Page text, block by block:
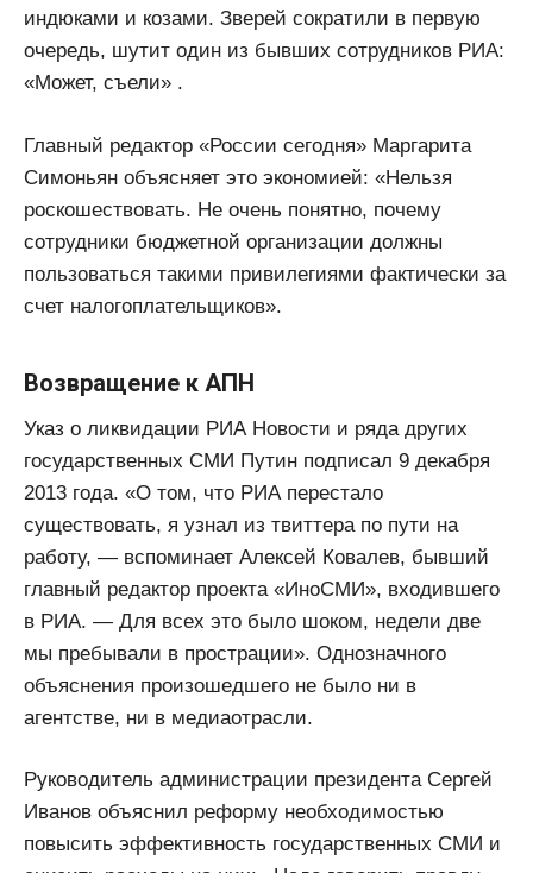
индюками и козами. Зверей сократили в первую
очередь, шутит один из бывших сотрудников РИА:
«Может, съели» .
Главный редактор «России сегодня» Маргарита
Симоньян объясняет это экономией: «Нельзя
роскошествовать. Не очень понятно, почему
сотрудники бюджетной организации должны
пользоваться такими привилегиями фактически за
счет налогоплательщиков».
Возвращение к АПН
Указ о ликвидации РИА Новости и ряда других
государственных СМИ Путин подписал 9 декабря
2013 года. «О том, что РИА перестало
существовать, я узнал из твиттера по пути на
работу, — вспоминает Алексей Ковалев, бывший
главный редактор проекта «ИноСМИ», входившего
в РИА. — Для всех это было шоком, недели две
мы пребывали в прострации». Однозначного
объяснения произошедшего не было ни в
агентстве, ни в медиаотрасли.
Руководитель администрации президента Сергей
Иванов объяснил реформу необходимостью
повысить эффективность государственных СМИ и